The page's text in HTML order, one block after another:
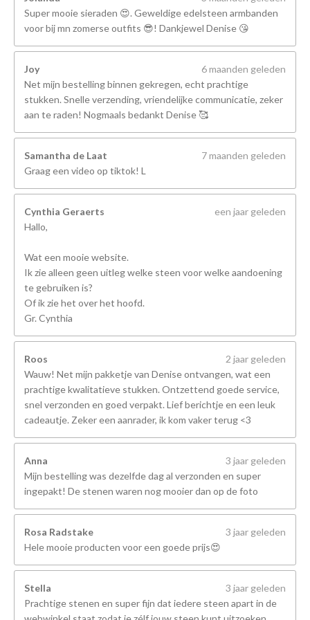
Super mooie sieraden 😍. Geweldige edelsteen armbanden
voor bij mn zomerse outfits 😎! Dankjewel Denise 😘
Joy
6 maanden geleden
Net mijn bestelling binnen gekregen, echt prachtige
stukken. Snelle verzending, vriendelijke communicatie, zeker
aan te raden! Nogmaals bedankt Denise 🥰
Samantha de Laat
7 maanden geleden
Graag een video op tiktok! L
Cynthia Geraerts
een jaar geleden
Hallo,
Wat een mooie website.
Ik zie alleen geen uitleg welke steen voor welke aandoening
te gebruiken is?
Of ik zie het over het hoofd.
Gr. Cynthia
Roos
2 jaar geleden
Wauw! Net mijn pakketje van Denise ontvangen, wat een
prachtige kwalitatieve stukken. Ontzettend goede service,
snel verzonden en goed verpakt. Lief berichtje en een leuk
cadeautje. Zeker een aanrader, ik kom vaker terug <3
Anna
3 jaar geleden
Mijn bestelling was dezelfde dag al verzonden en super
ingepakt! De stenen waren nog mooier dan op de foto
Rosa Radstake
3 jaar geleden
Hele mooie producten voor een goede prijs😍
Stella
3 jaar geleden
Prachtige stenen en super fijn dat iedere steen apart in de